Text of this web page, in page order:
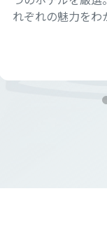
れぞれの魅力をわ